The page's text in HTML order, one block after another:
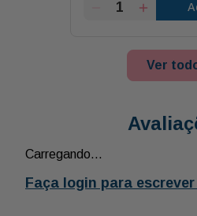
Ver
Carregando…
Faça login para